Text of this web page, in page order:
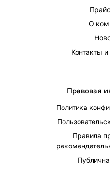
О
Контакты
Правовая
Политика
Правила